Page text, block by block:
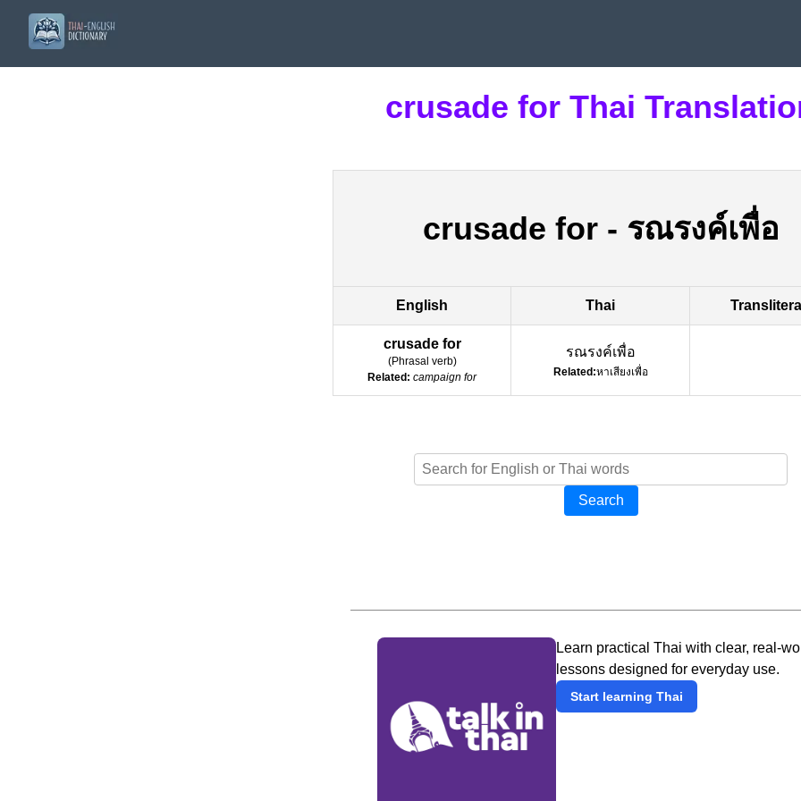
crusade for Thai
crusade for- รณรงค์เพื่อ
English Thai
crusade for
(Phrasal verb)
Related: campaign for
รณรงค์เพื่อ
Related:หาเสียงเพื่อ
Search
Learn practical Thai with clear, real-
lessons designed for everyday use.
Start learning Thai